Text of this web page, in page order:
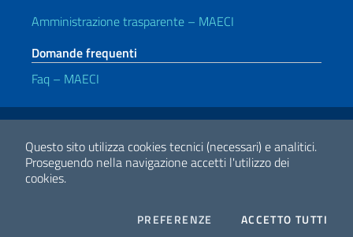
Questo sito utilizza cookies tecnici (necessari) e analitici.
Proseguendo nella navigazione accetti l'utilizzo dei
cookies.
PREFERENZE COOKIESACCETTO TUTTI
Amministrazione trasparente – MAECI
Domande frequenti
Faq – MAECI
Link Utili